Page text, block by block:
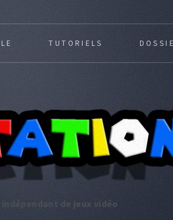
de jeux vidéo
TUTORIELS